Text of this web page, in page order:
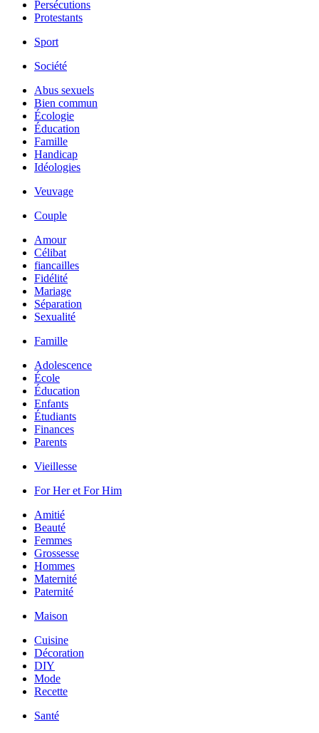
Persécutions
Protestants
Sport
Société
Abus sexuels
Bien commun
Écologie
Éducation
Famille
Handicap
Idéologies
Veuvage
Couple
Amour
Célibat
fiancailles
Fidélité
Mariage
Séparation
Sexualité
Famille
Adolescence
École
Éducation
Enfants
Étudiants
Finances
Parents
Vieillesse
For Her et For Him
Amitié
Beauté
Femmes
Grossesse
Hommes
Maternité
Paternité
Maison
Cuisine
Décoration
DIY
Mode
Recette
Santé